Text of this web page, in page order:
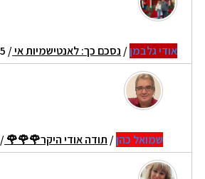
אודי גלבמן/ נסכם כך: לאנטישמיות אי/ 15/12/2025 18:39
שמואל כהן/ תודה אודי היקר🌹🌹🌹/ 15/12/2025 20:21